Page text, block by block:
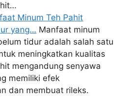
Minum Teh Pahit
yang… Manfaat minum
tidur adalah salah satu
meningkatkan kualitas
mengandung senyawa
memiliki efek
dan membuat rileks.